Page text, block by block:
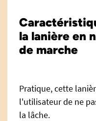
la lanière en
de marche
Pratique, cette
l'utilisateur de ne
la lâche.